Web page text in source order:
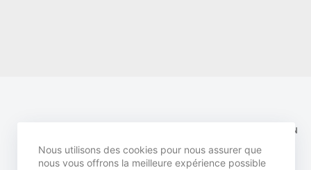
FORMATION
Nous utilisons des cookies pour nous assurer que
nous vous offrons la meilleure expérience possible